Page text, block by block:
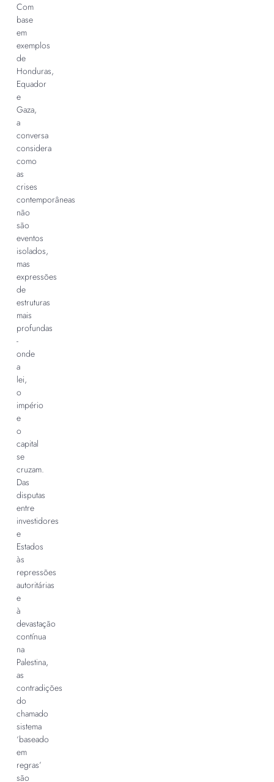
Com
base
em
exemplos
de
Honduras,
Equador
e
Gaza,
a
conversa
considera
como
as
crises
contemporâneas
não
são
eventos
isolados,
mas
expressões
de
estruturas
mais
profundas
-
onde
a
lei,
o
império
e
o
capital
se
cruzam.
Das
disputas
entre
investidores
e
Estados
às
repressões
autoritárias
e
à
devastação
contínua
na
Palestina,
as
contradições
do
chamado
sistema
‘baseado
em
regras’
são